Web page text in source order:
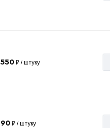
550₽ / штуку
90₽ / штуку